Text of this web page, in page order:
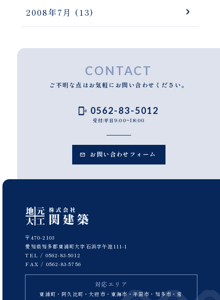
2008年7月 (13)
CONTACT
ご不明な点はお気軽にお問い合わせください。
0562-83-5012
受付:平日9:00~18:00
お問い合わせフォーム
〒470-2103
愛知県知多郡東浦町大字石浜字午池111-1
TEL / 0562-83-5012
FAX / 0562-83-5756
対応エリア
東浦町・阿久比町・大府市・東海市・半田市・知多市・常